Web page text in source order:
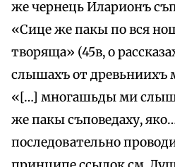
же чернець Иларионъ
«Сице же пакы по вся
творяща» (45в, о
слышахъ от древьниихъ
«[…] многашьды ми
же пакы съповедаху,
последовательно